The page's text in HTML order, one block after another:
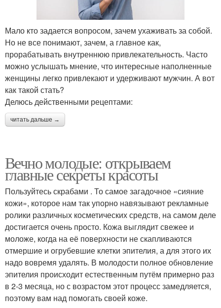
Мало кто задается вопросом, зачем ухаживать за собой.
Но не все понимают, зачем, а главное как,
прорабатывать внутреннюю привлекательность. Часто
можно услышать мнение, что интересные наполненные
женщины легко привлекают и удерживают мужчин. А вот
как такой стать?
Делюсь действенными рецептами:
читать дальше →
Вечно молодые: открываем
главные секреты красоты
Пользуйтесь скрабами . То самое загадочное «сияние
кожи», которое нам так упорно навязывают рекламные
ролики различных косметических средств, на самом деле
достигается очень просто. Кожа выглядит свежее и
моложе, когда на её поверхности не скапливаются
отмершие и огрубевшие клетки эпителия, а для этого их
надо вовремя удалять. В молодости полное обновление
эпителия происходит естественным путём примерно раз
в 2-3 месяца, но с возрастом этот процесс замедляется,
поэтому вам над помогать своей коже.